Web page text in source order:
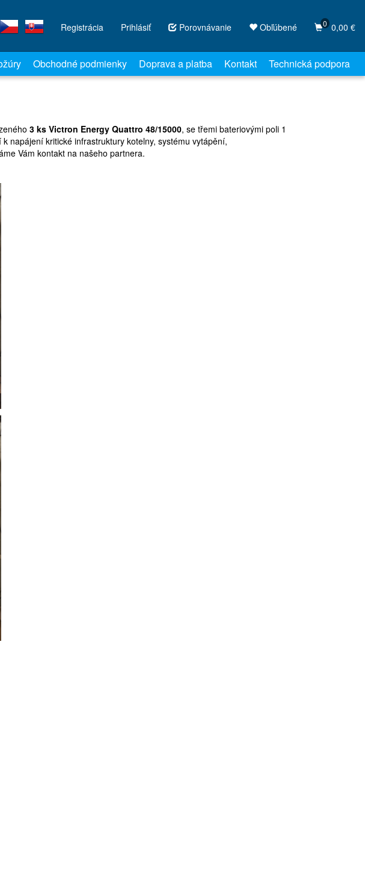
Porovnávanie Obľúbené 0 0,00 €
Registrácia Prihlásiť
Obchodné podmienky Doprava a platba Kontakt Technická podpora
3 ks Victron Energy Quattro 48/15000, se třemi bateriovými poli 1
napájení kritické infrastruktury kotelny, systému vytápění,
Vám kontakt na našeho partnera.